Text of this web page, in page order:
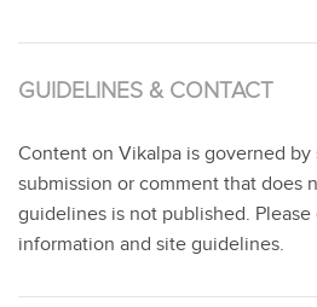
GUIDELINES & CONTACT
Content on Vikalpa is governed
submission or comment that does
guidelines is not published. Please
information and site guidelines.